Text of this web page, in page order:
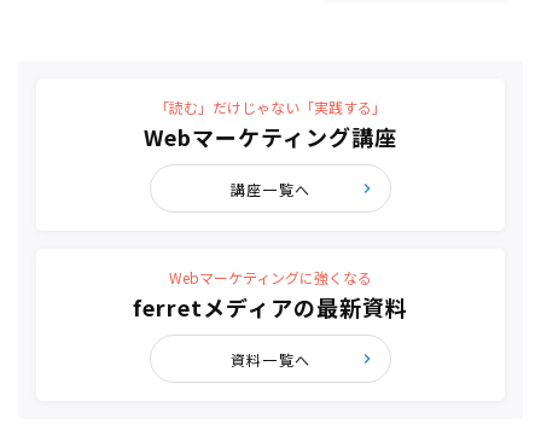
「読む」だけじゃない「実践する」
Webマーケティング講座
講座一覧へ
Webマーケティングに強くなる
ferretメディアの最新資料
資料一覧へ